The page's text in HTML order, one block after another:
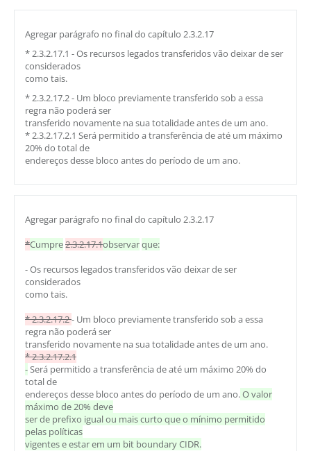
Agregar parágrafo no final do capítulo 2.3.2.17
* 2.3.2.17.1 - Os recursos legados transferidos vão deixar de ser
considerados
como tais.
* 2.3.2.17.2 - Um bloco previamente transferido sob a essa
regra não poderá ser
transferido novamente na sua totalidade antes de um ano.
* 2.3.2.17.2.1 Será permitido a transferência de até um máximo
20% do total de
endereços desse bloco antes do período de um ano.
Agregar parágrafo no final do capítulo 2.3.2.17
*Cumpre2.3.2.17.1observarque:
- Os recursos legados transferidos vão deixar de ser
considerados
como tais.
* 2.3.2.17.2- Um bloco previamente transferido sob a essa
regra não poderá ser
transferido novamente na sua totalidade antes de um ano.
* 2.3.2.17.2.1
-Será permitido a transferência de até um máximo 20% do
total de
endereços desse bloco antes do período de um ano.O valor
máximo de 20% deve
ser de prefixo igual ou mais curto que o mínimo permitido
pelas políticas
vigentes e estar em um bit boundary CIDR.